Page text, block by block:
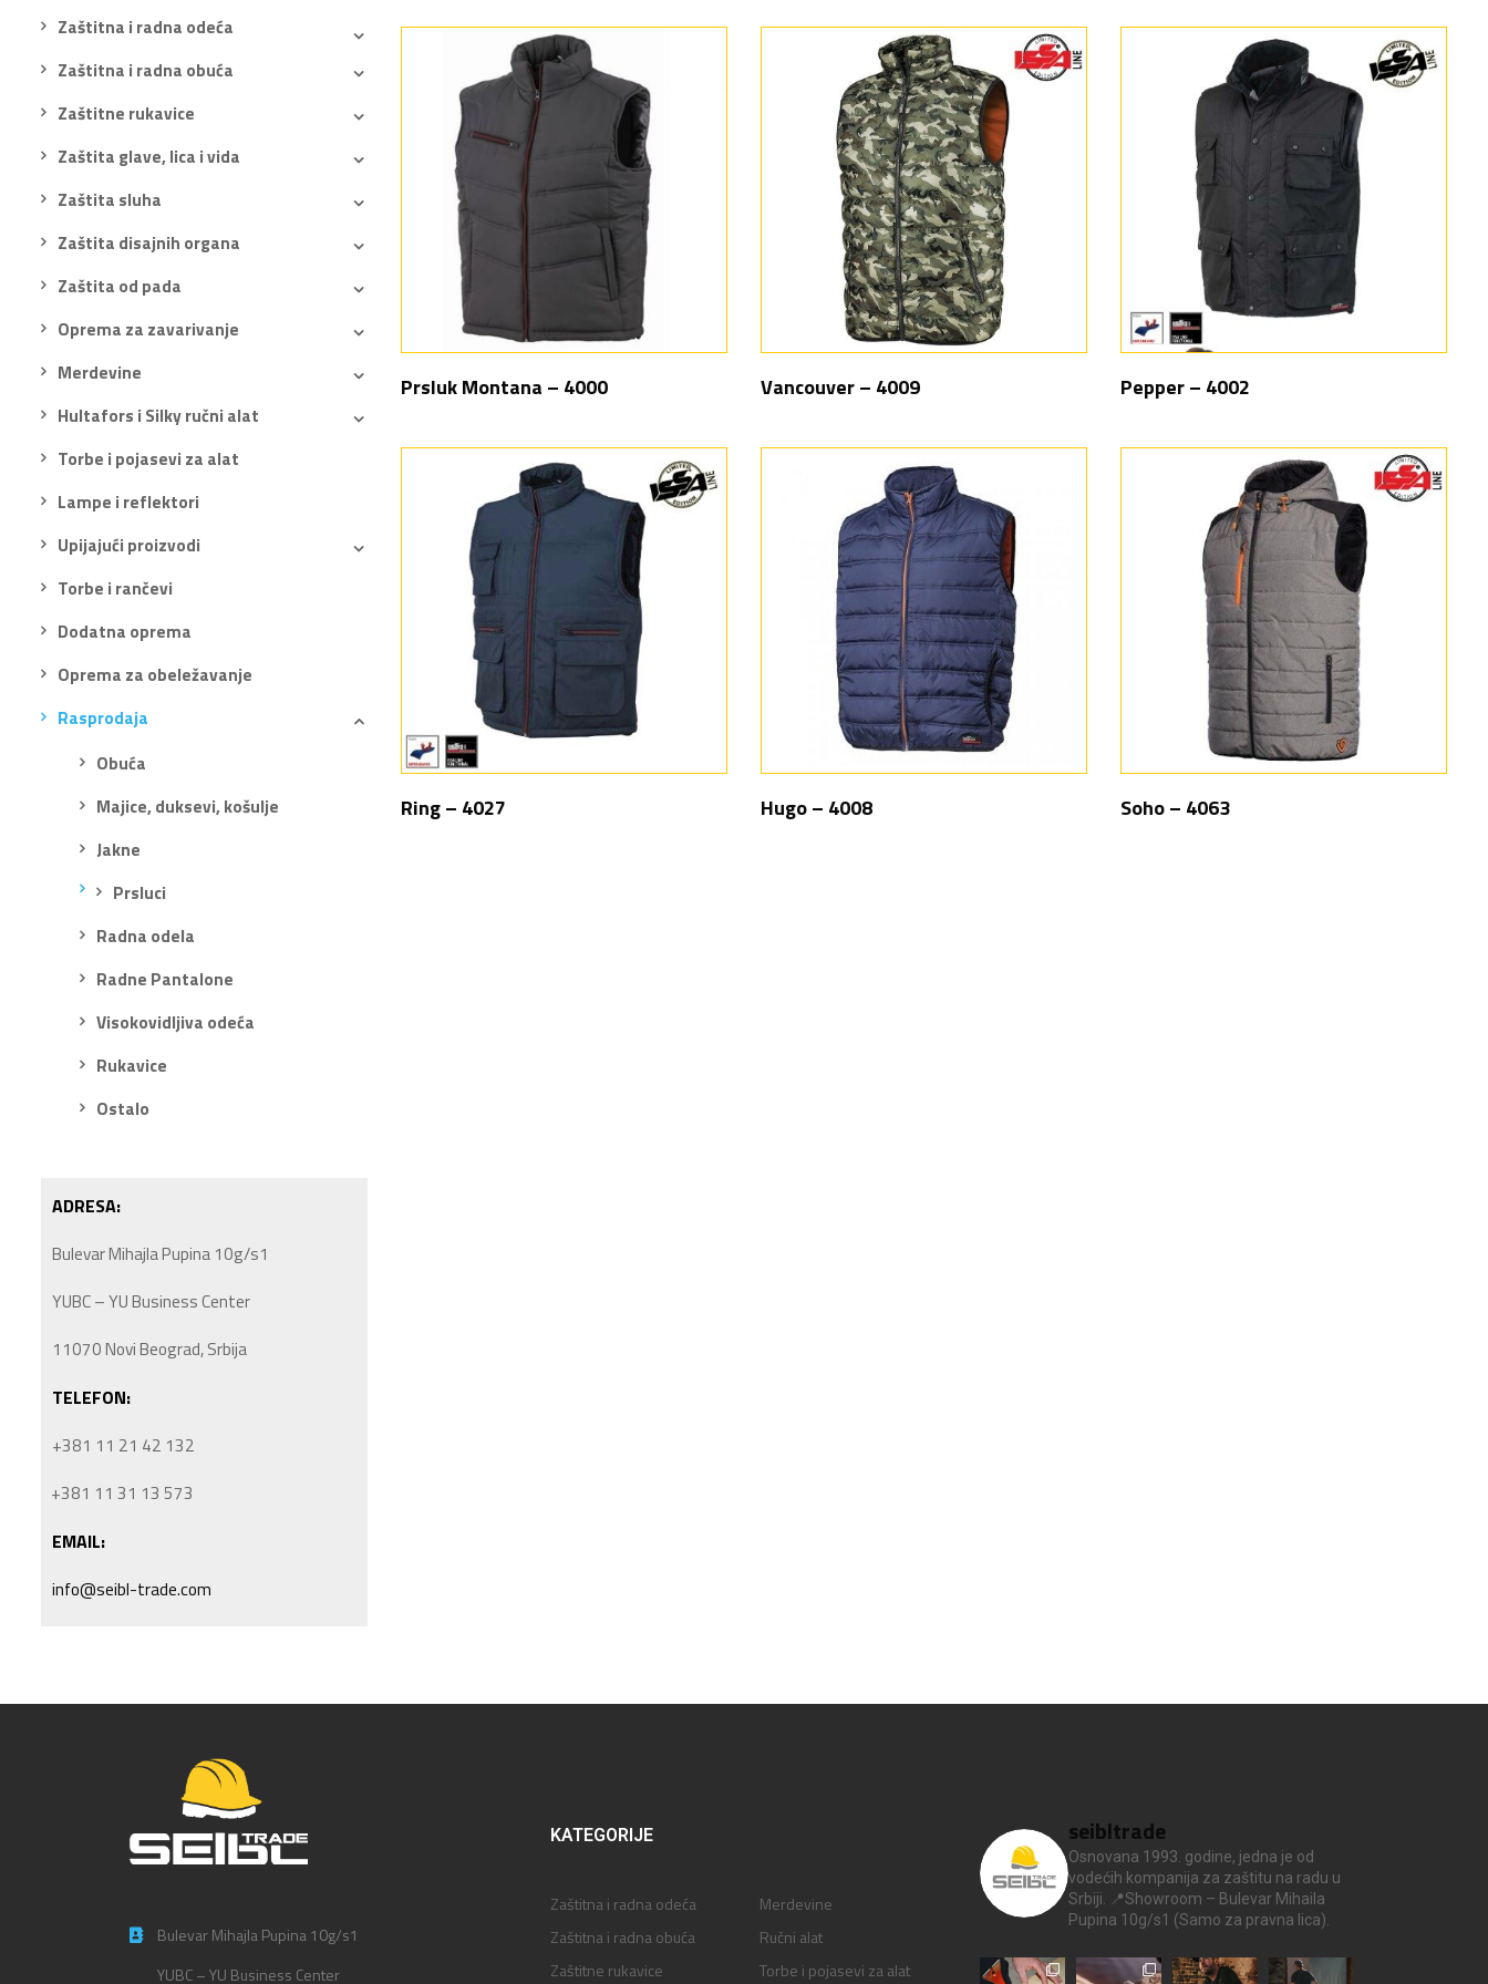
Zaštitna i radna odeća
Zaštitna i radna obuća
Zaštitne rukavice
Zaštita glave, lica i vida
Zaštita sluha
Zaštita disajnih organa
Zaštita od pada
Oprema za zavarivanje
Merdevine
Hultafors i Silky ručni alat
Torbe i pojasevi za alat
Lampe i reflektori
Upijajući proizvodi
Torbe i rančevi
Dodatna oprema
Oprema za obeležavanje
Rasprodaja
Obuća
Majice, duksevi, košulje
Jakne
Prsluci
Radna odela
Radne Pantalone
Visokovidljiva odeća
Rukavice
Ostalo
ADRESA:
Bulevar Mihajla Pupina 10g/s1
YUBC – YU Business Center
11070 Novi Beograd, Srbija
TELEFON:
+381 11 21 42 132
+381 11 31 13 573
EMAIL:
info@seibl-trade.com
Prsluk Montana – 4000 Vancouver – 4009 Pepper – 4002
Ring – 4027 Hugo – 4008 Soho – 4063
Bulevar Mihajla Pupina 10g/s1
YUBC – YU Business Center
KATEGORIJE
Zaštitna i radna odeća
Zaštitna i radna obuća
Zaštitne rukavice
Merdevine
Ručni alat
Torbe i pojasevi za alat
seibltrade
Osnovana 1993. godine, jedna je od
vodećih kompanija za zaštitu na radu u
Srbiji.
📍Showroom – Bulevar Mihaila
Pupina 10g/s1 (Samo za pravna lica).